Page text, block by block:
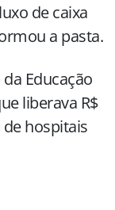
de caixa
a pasta.
Educação
liberava R$
hospitais